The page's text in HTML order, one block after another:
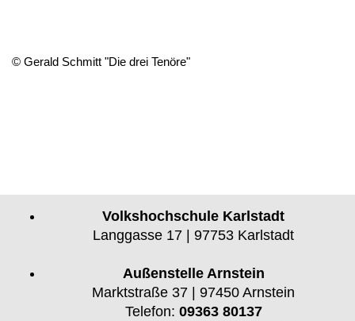
© Gerald Schmitt "Die drei Tenöre"
Volkshochschule Karlstadt
Langgasse 17 | 97753 Karlstadt
Außenstelle Arnstein
Marktstraße 37 | 97450 Arnstein
Telefon: 09363 80137